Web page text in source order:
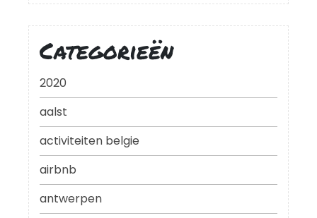
Categorieën
2020
aalst
activiteiten belgie
airbnb
antwerpen